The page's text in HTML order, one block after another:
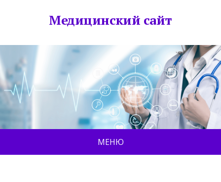
Медицинский сайт
МЕНЮ